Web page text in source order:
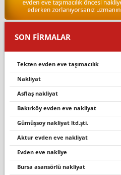
SON FİRMALAR
tekzen evden eve taşimacilik
nakliyat
asflaş nakliyat
bakırköy evden eve nakliyat
gümüşsoy nakliyat ltd.şti.
aktur evden eve nakliyat
evden eve nakliye
bursa asansörlü nakliyat